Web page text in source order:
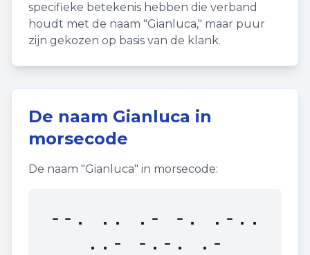
specifieke betekenis hebben die verband
houdt met de naam "Gianluca," maar puur
zijn gekozen op basis van de klank.
De naam Gianluca in
morsecode
De naam "Gianluca" in morsecode:
--. .. .- -. .-..
..- -.-. .-